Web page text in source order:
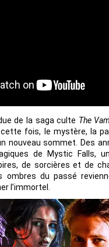
de la saga culte The
fois, le mystère, la
nouveau sommet. Des
de Mystic Falls,
de sorcières et de
ombres du passé
l’immortel.